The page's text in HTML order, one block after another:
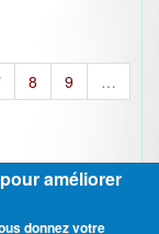
8 9
…
améliorer
donnez votre